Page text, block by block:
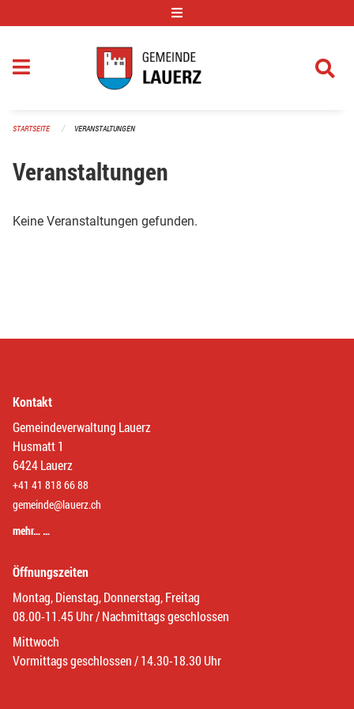
STARTSEITE VERANSTALTUNGEN
Veranstaltungen
Keine Veranstaltungen gefunden.
Kontakt
Gemeindeverwaltung Lauerz
Husmatt 1
6424 Lauerz
+41 41 818 66 88
gemeinde@lauerz.ch
mehr… …
Öffnungszeiten
Montag, Dienstag, Donnerstag, Freitag
08.00-11.45 Uhr / Nachmittags geschlossen
Mittwoch
Vormittags geschlossen / 14.30-18.30 Uhr